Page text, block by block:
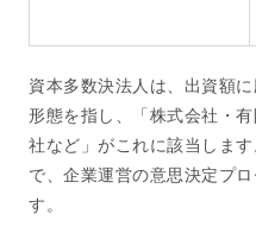
資本多数決法人は、出資額
形態を指し、「株式会社・
社など」がこれに該当しま
で、企業運営の意思決定プ
す。